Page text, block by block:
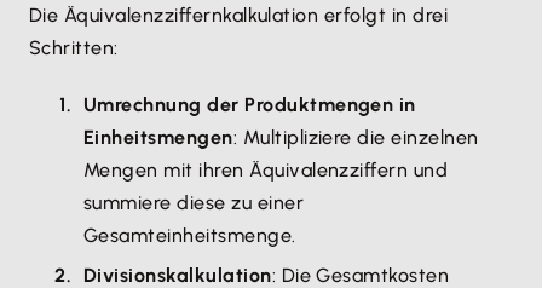
Die Äquivalenzziffernkalkulation erfolgt in drei
Schritten:
Umrechnung der Produktmengen in
Einheitsmengen: Multipliziere die einzelnen
Mengen mit ihren Äquivalenzziffern und
summiere diese zu einer
Gesamteinheitsmenge.
Divisionskalkulation: Die Gesamtkosten